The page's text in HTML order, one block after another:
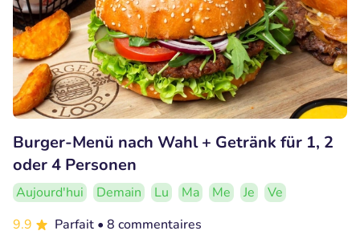
Burger-Menü nach Wahl + Getränk für 1, 2
oder 4 Personen
Aujourd'hui Demain Lu Ma Me Je
Ve
9.9
Parfait • 8 commentaires